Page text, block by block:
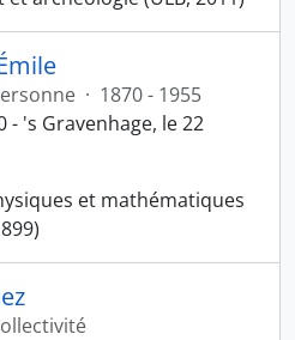
· 1870 - 1955
- 's Gravenhage, le 22
et mathématiques